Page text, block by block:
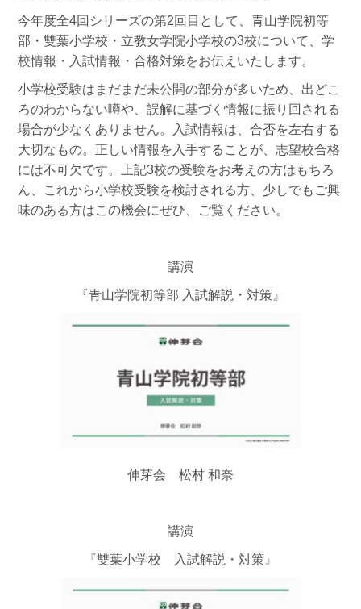
今年度全4回シリーズの第2回目として、青山学院初等
部・雙葉小学校・立教女学院小学校の3校について、学
校情報・入試情報・合格対策をお伝えいたします。
小学校受験はまだまだ未公開の部分が多いため、出どこ
ろのわからない噂や、誤解に基づく情報に振り回される
場合が少なくありません。入試情報は、合否を左右する
大切なもの。正しい情報を入手することが、志望校合格
には不可欠です。上記3校の受験をお考えの方はもちろ
ん、これから小学校受験を検討される方、少しでもご興
味のある方はこの機会にぜひ、ご覧ください。
講演
『青山学院初等部 入試解説・対策』
伸芽会 松村 和奈
講演
『雙葉小学校 入試解説・対策』